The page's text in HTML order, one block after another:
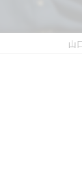
山